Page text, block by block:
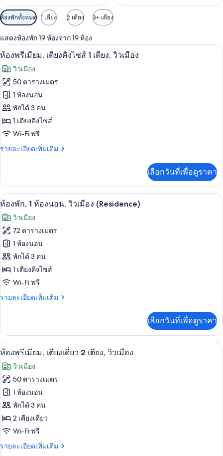
ตัว
กรอง
ที่
มี
ให้
สำหรับ
ห้อง
พัก
ห้องพักทั้งหมด 1 เตียง 2 เตียง 3+ เตียง
แสดงห้องพัก 19 ห้องจาก 19 ห้อง
เปิด
ภาพถ่าย
ทั้งหมด
ของ
ห้อง
พรีเมียม,
เตียง
คิง
1
เตียง,
วิว
เมือง
เครื่องนอนระดับพรีเมียม, ผ้านวมขนเ
8
ห้องพรีเมียม, เตียงคิงไซส์ 1 เตียง, วิวเมือง
วิวเมือง
50 ตารางเมตร
1 ห้องนอน
พักได้ 3 คน
1 เตียงคิงไซส์
Wi-Fi ฟรี
รายละเอียดเพิ่มเติม
ราย
เกี่ยว
กับ
ห้อง
เตียง
คิง
ไซส์
เตียง,
วิว
เมือง
เลือกวันที่เพื่อดูราคา
เปิด
ภาพถ่าย
ทั้งหมด
ของ
ห้อง
พัก,
1
ห้อง
วิว
เมือง
(Residence)
ห้องพัก, 1 ห้องนอน, วิวเมือง
7
ห้องพัก, 1 ห้องนอน, วิวเมือง (Residence)
วิวเมือง
72 ตารางเมตร
1 ห้องนอน
พักได้ 3 คน
1 เตียงคิงไซส์
Wi-Fi ฟรี
รายละเอียดเพิ่มเติม
ราย
เกี่ยว
กับ
ห้อง
ห้อง
นอน,
วิว
เมือง
(Residence)
เลือกวันที่เพื่อดูราคา
เปิด
ภาพถ่าย
ทั้งหมด
ของ
ห้อง
พรีเมียม,
เตียง
เดี่ยว
เครื่องนอนระดับพรีเมียม, ผ้านวมขนเ
8
ห้องพรีเมียม, เตียงเดี่ยว 2 เตียง, วิวเมือง
วิวเมือง
50 ตารางเมตร
1 ห้องนอน
พักได้ 3 คน
2 เตียงเดี่ยว
Wi-Fi ฟรี
รายละเอียดเพิ่มเติม
ราย